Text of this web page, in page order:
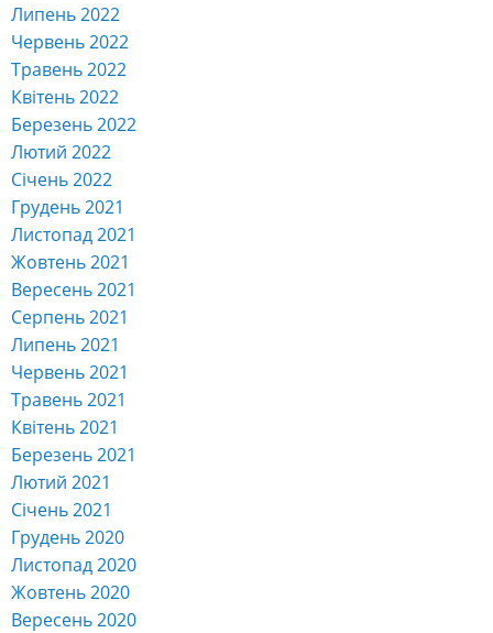
Липень 2022
Червень 2022
Травень 2022
Квітень 2022
Березень 2022
Лютий 2022
Січень 2022
Грудень 2021
Листопад 2021
Жовтень 2021
Вересень 2021
Серпень 2021
Липень 2021
Червень 2021
Травень 2021
Квітень 2021
Березень 2021
Лютий 2021
Січень 2021
Грудень 2020
Листопад 2020
Жовтень 2020
Вересень 2020